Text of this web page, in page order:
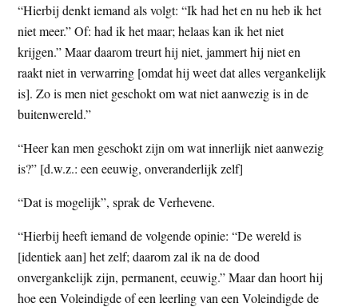
“Hierbij denkt iemand als volgt: “Ik had het en nu heb ik het
niet meer.” Of: had ik het maar; helaas kan ik het niet
krijgen.” Maar daarom treurt hij niet, jammert hij niet en
raakt niet in verwarring [omdat hij weet dat alles vergankelijk
is]. Zo is men niet geschokt om wat niet aanwezig is in de
buitenwereld.”
“Heer kan men geschokt zijn om wat innerlijk niet aanwezig
is?” [d.w.z.: een eeuwig, onveranderlijk zelf]
“Dat is mogelijk”, sprak de Verhevene.
“Hierbij heeft iemand de volgende opinie: “De wereld is
[identiek aan] het zelf; daarom zal ik na de dood
onvergankelijk zijn, permanent, eeuwig.” Maar dan hoort hij
hoe een Voleindigde of een leerling van een Voleindigde de